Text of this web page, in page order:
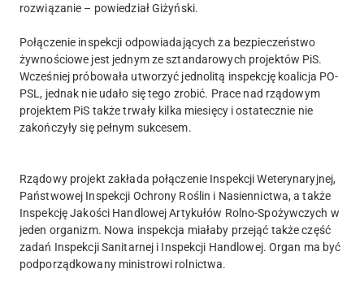
rozwiązanie – powiedział Giżyński.
Połączenie inspekcji odpowiadających za bezpieczeństwo
żywnościowe jest jednym ze sztandarowych projektów PiS.
Wcześniej próbowała utworzyć jednolitą inspekcję koalicja PO-
PSL, jednak nie udało się tego zrobić. Prace nad rządowym
projektem PiS także trwały kilka miesięcy i ostatecznie nie
zakończyły się pełnym sukcesem.
Rządowy projekt zakłada połączenie Inspekcji Weterynaryjnej,
Państwowej Inspekcji Ochrony Roślin i Nasiennictwa, a także
Inspekcję Jakości Handlowej Artykułów Rolno-Spożywczych w
jeden organizm. Nowa inspekcja miałaby przejąć także część
zadań Inspekcji Sanitarnej i Inspekcji Handlowej. Organ ma być
podporządkowany ministrowi rolnictwa.